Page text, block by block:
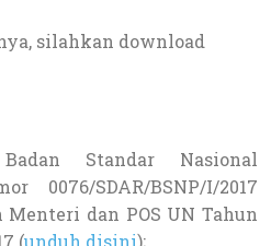
silahkan download
Standar Nasional
0076/SDAR/BSNP/I/2017
dan POS UN Tahun
(unduh disini);